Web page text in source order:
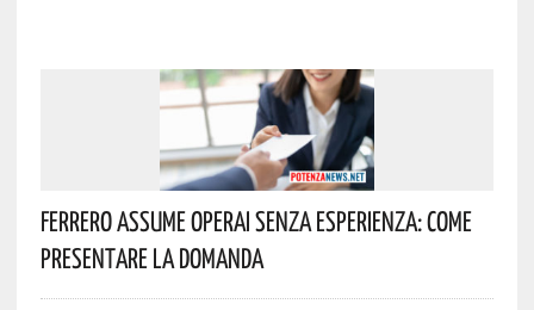
Ferrero Assume Operai Senza Esperienza: Come
Presentare La Domanda